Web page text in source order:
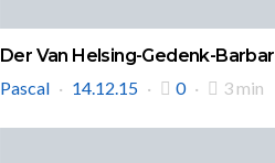
Der Van Helsing-Gedenk-Barbar
Pascal
14.12.15 0 3 min